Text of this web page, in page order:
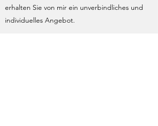
erhalten Sie von mir ein unverbindliches und
individuelles Angebot.